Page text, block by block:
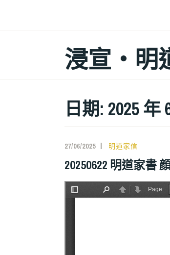
浸宣‧明
日期: 2025 年
27/06/2025 明道家信
20250622 明道家書